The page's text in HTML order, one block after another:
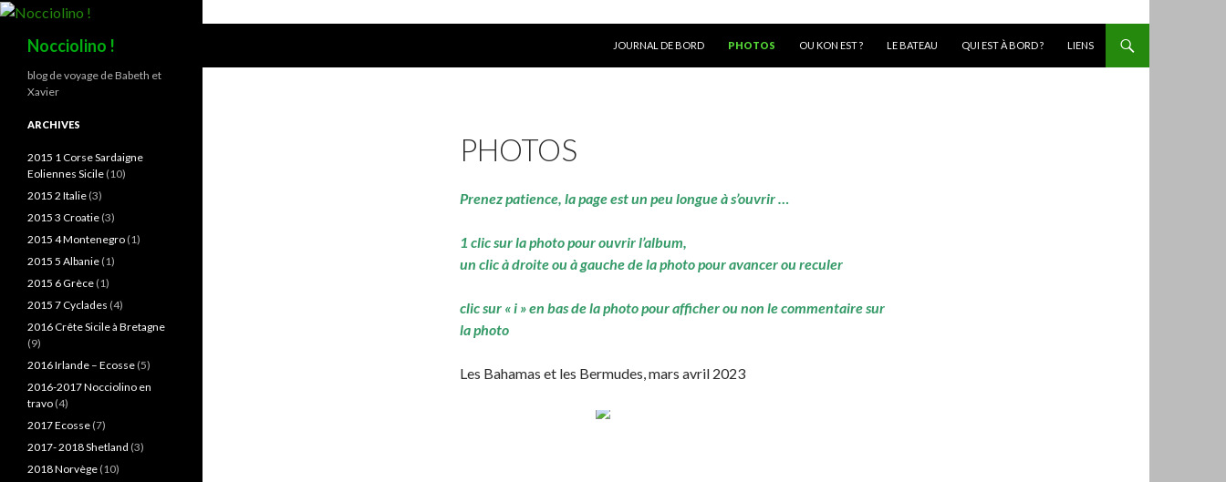
Nocciolino !
JOURNAL DE BORD
PHOTOS OU KON EST ? LE BATEAU QUI EST À BORD ? LIENS
PHOTOS
Prenez patience, la page est un peu longue à s’ouvrir …
1 clic sur la photo pour ouvrir l’album,
un clic à droite ou à gauche de la photo pour avancer ou reculer
clic sur « i » en bas de la photo pour afficher ou non le commentaire sur
la photo
Les Bahamas et les Bermudes, mars avril 2023
blog de voyage de Babeth et
Xavier
ARCHIVES
2015 1 Corse Sardaigne
Eoliennes Sicile (10)
2015 2 Italie (3)
2015 3 Croatie (3)
2015 4 Montenegro (1)
2015 5 Albanie (1)
2015 6 Grèce (1)
2015 7 Cyclades (4)
2016 Crête Sicile à Bretagne
(9)
2016 Irlande – Ecosse (5)
2016-2017 Nocciolino en
travo (4)
2017 Ecosse (7)
2017- 2018 Shetland (3)
2018 Norvège (10)